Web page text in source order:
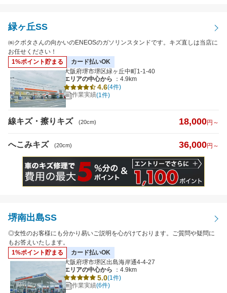
緑ヶ丘SS
㈱クボタさんの向かいのENEOSのガソリンスタンドです。キズ直しは当店に
お任せください！
1%ポイント貯まる
カード払いOK
大阪府堺市堺区緑ヶ丘中町1-1-40
エリアの中心から
：4.9km
4.6(4件)
作業実績(1件)
線キズ・擦りキズ (20cm) 18,000円～
へこみキズ (20cm) 36,000円～
堺南出島SS
◎女性のお客様にも分かり易いご説明を心がけております。ご質問や疑問に
もお答えいたします。
1%ポイント貯まる
カード払いOK
大阪府堺市堺区出島海岸通4-4-27
エリアの中心から
：4.9km
5.0(1件)
作業実績(6件)